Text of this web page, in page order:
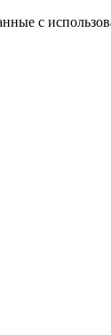
с